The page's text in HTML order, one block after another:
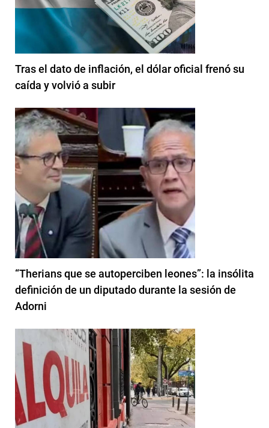
Tras el dato de inflación, el dólar oficial frenó su
caída y volvió a subir
“Therians que se autoperciben leones”: la insólita
definición de un diputado durante la sesión de
Adorni